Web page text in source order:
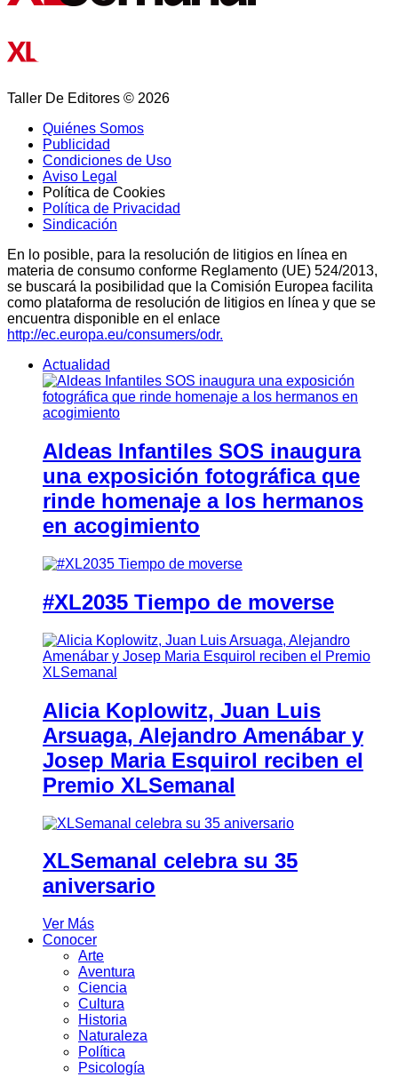
Taller De Editores © 2026
Quiénes Somos
Publicidad
Condiciones de Uso
Aviso Legal
Política de Cookies
Política de Privacidad
Sindicación
En lo posible, para la resolución de litigios en línea en
materia de consumo conforme Reglamento (UE) 524/2013,
se buscará la posibilidad que la Comisión Europea facilita
como plataforma de resolución de litigios en línea y que se
encuentra disponible en el enlace
http://ec.europa.eu/consumers/odr.
Actualidad
Aldeas Infantiles SOS inaugura
una exposición fotográfica que
rinde homenaje a los hermanos
en acogimiento
#XL2035 Tiempo de moverse
Alicia Koplowitz, Juan Luis
Arsuaga, Alejandro Amenábar y
Josep Maria Esquirol reciben el
Premio XLSemanal
XLSemanal celebra su 35
aniversario
Ver Más
Conocer
Arte
Aventura
Ciencia
Cultura
Historia
Naturaleza
Política
Psicología